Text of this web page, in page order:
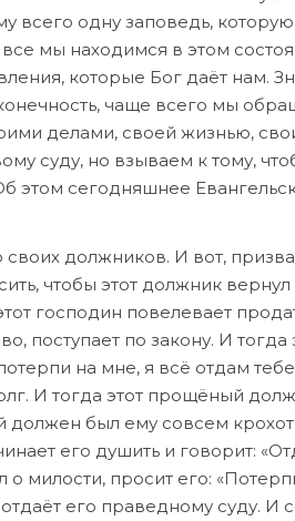
всего одну заповедь,
мы находимся в этом
которые Бог даёт нам.
чаще всего мы
делами, своей жизнью,
суду, но взываем к тому,
этом сегодняшнее
должников. И вот,
чтобы этот должник
господин повелевает
поступает по закону. И
на мне, я всё отдам
И тогда этот прощёный
должен был ему совсем
его душить и говорит:
милости, просит его:
его праведному суду. И